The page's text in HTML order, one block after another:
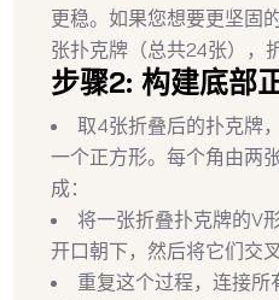
更稳。如果您想要更坚固
张扑克牌（总共24张），
步骤2: 构建底部
取4张折叠后的扑克牌
一个正方形。每个角由两
成：
将一张折叠扑克牌的V
开口朝下，然后将它们交
重复这个过程，连接